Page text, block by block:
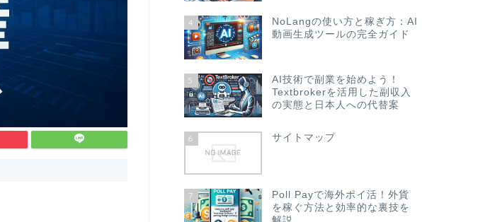
4
NoLangの使い方と稼ぎ方：AI
動画生成ツールの完全ガイド
5
AI技術で副業を始めよう！
Textbrokerを活用した副収入
の実態と日本人への代替案
6 サイトマップ
7
Poll Payで海外ポイ活！外貨
を稼ぐ方法と効率的な裏技を